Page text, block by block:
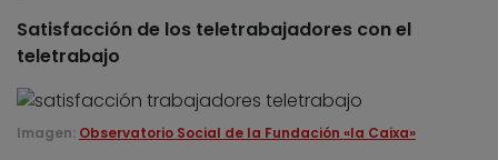
Satisfacción de los teletrabajadores con el
teletrabajo
Imagen: Observatorio Social de la Fundación «la Caixa»